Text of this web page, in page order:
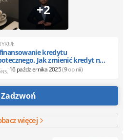
+2
kredytu
Jak zmienić kredyt na
16 października 2025(9opinii)
Zadzwoń
więcej